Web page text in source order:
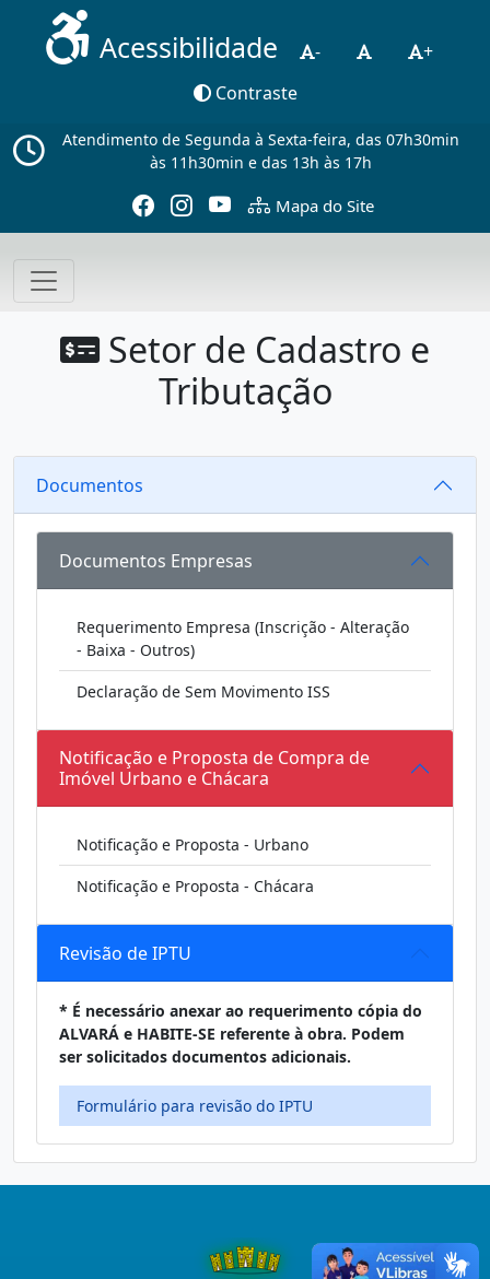
Acessibilidade -
+
Contraste
Atendimento de Segunda à Sexta-feira, das 07h30min
às 11h30min e das 13h às 17h
Mapa do Site
Setor de Cadastro e
Tributação
Documentos
Documentos Empresas
Requerimento Empresa (Inscrição - Alteração
- Baixa - Outros)
Declaração de Sem Movimento ISS
Notificação e Proposta de Compra de
Imóvel Urbano e Chácara
Notificação e Proposta - Urbano
Notificação e Proposta - Chácara
Revisão de IPTU
* É necessário anexar ao requerimento cópia do
ALVARÁ e HABITE-SE referente à obra. Podem
ser solicitados documentos adicionais.
Formulário para revisão do IPTU